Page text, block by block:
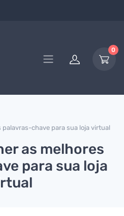
0
palavras-chave para sua loja virtual
as melhores
para sua loja